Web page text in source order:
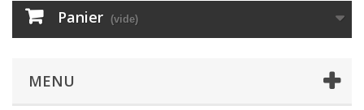
Panier (vide)
MENU